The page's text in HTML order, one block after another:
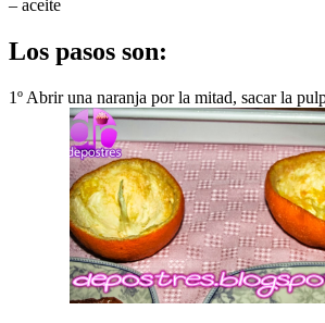
– aceite
Los pasos son:
1º Abrir una naranja por la mitad, sacar la